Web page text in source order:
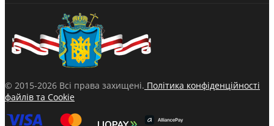
© 2015-2026 Всі права захищені. Політика конфіденційності
файлів та Cookie